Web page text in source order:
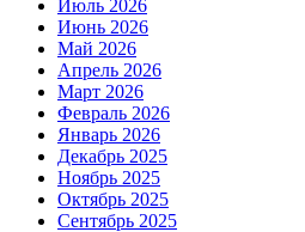
Июль 2026
Июнь 2026
Май 2026
Апрель 2026
Март 2026
Февраль 2026
Январь 2026
Декабрь 2025
Ноябрь 2025
Октябрь 2025
Сентябрь 2025